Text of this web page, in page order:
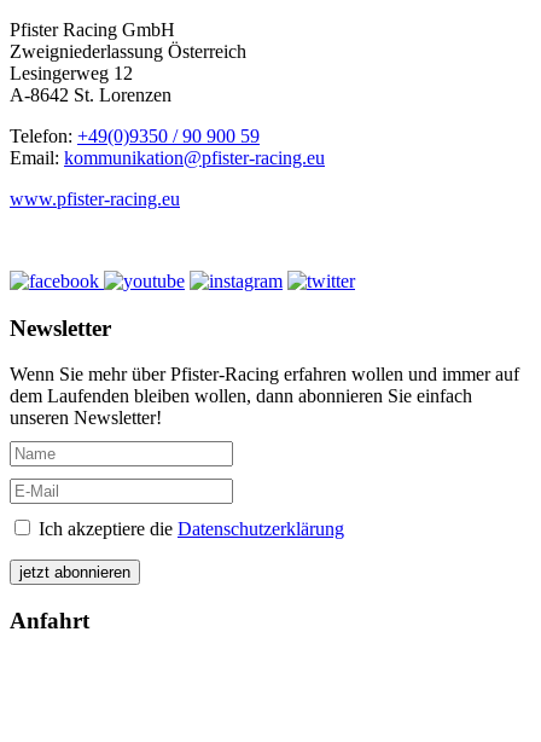
Pfister Racing GmbH
Zweigniederlassung Österreich
Lesingerweg 12
A-8642 St. Lorenzen
Telefon: +49(0)9350 / 90 900 59
Email: kommunikation@pfister-racing.eu
www.pfister-racing.eu
Newsletter
Wenn Sie mehr über Pfister-Racing erfahren wollen und immer auf
dem Laufenden bleiben wollen, dann abonnieren Sie einfach
unseren Newsletter!
Ich akzeptiere die Datenschutzerklärung
Anfahrt